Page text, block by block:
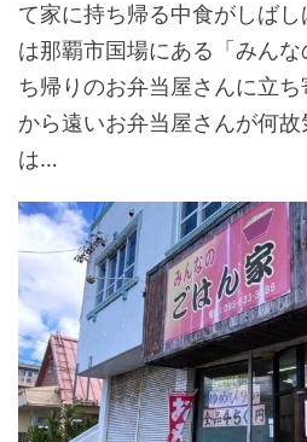
て家に持ち帰る中食がしば
は那覇市国場にある「みん
ち帰りのお弁当屋さんに立
から遠いお弁当屋さんが何
は…